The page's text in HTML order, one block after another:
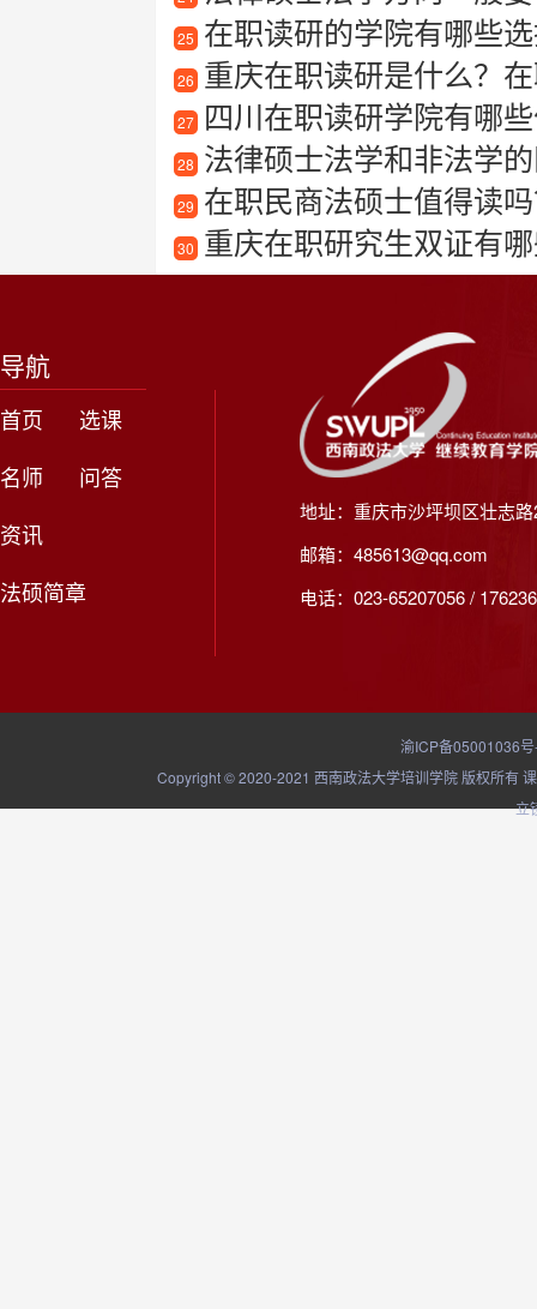
25 在职读研的学院有哪些
26 重庆在职读研是什么？
27 四川在职读研学院有哪
28 法律硕士法学和非法学
29 在职民商法硕士值得读
30 重庆在职研究生双证有
导航
首页
选课
名师
问答
资讯
法硕简章
地址：重庆市沙坪坝区壮志
邮箱：485613@qq.com
电话：023-65207056 /
渝ICP备05001036
Copyright © 2020-2021 西南政法大学培训学院 版权所有
立